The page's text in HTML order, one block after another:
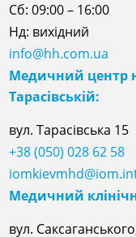
Сб: 09:00 – 16:00
Нд: вихідний
info@hh.com.ua
Медичний центр
Тарасівській:
вул. Тарасівська 15
+38 (050) 028 62 58
Медичний
вул.